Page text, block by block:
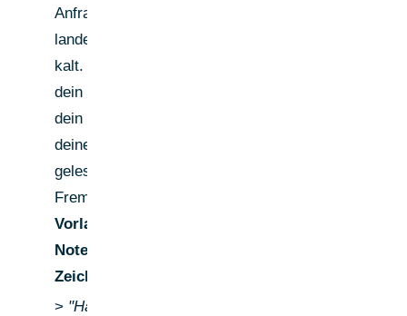
Anfrage — und sie
landet nicht mehr
kalt. Die Person hat
dein Profil gesehen,
dein Like registriert,
deinen Kommentar
gelesen. Du bist kein
Fremder mehr.
Vorlage Anfrage-
Note (max. 300
Zeichen):
> "Hallo [Vorname],